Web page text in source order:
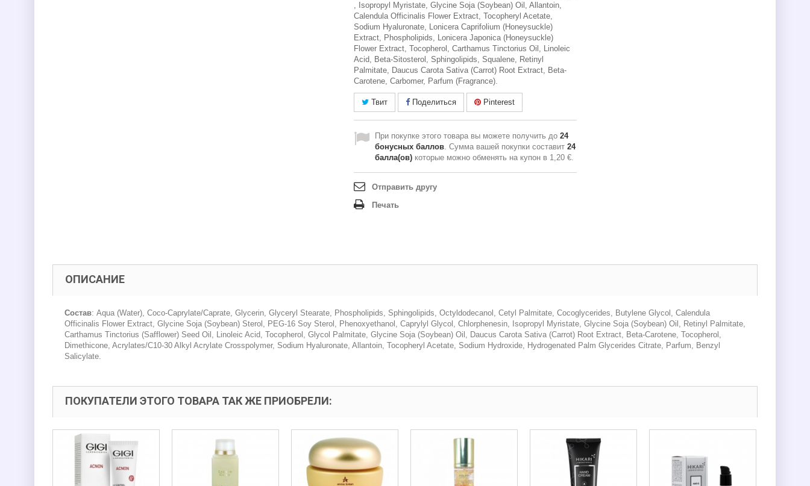
, Isopropyl Myristate, Glycine Soja (Soybean) Oil, Allantoin,
Calendula Officinalis Flower Extract, Tocopheryl Acetate,
Sodium Hyaluronate, Lonicera Caprifolium (Honeysuckle)
Extract, Phospholipids, Lonicera Japonica (Honeysuckle)
Flower Extract, Tocopherol, Carthamus Tinctorius Oil, Linoleic
Acid, Beta-Sitosterol, Sphingolipids, Squalene, Retinyl
Palmitate, Daucus Carota Sativa (Carrot) Root Extract, Beta-
Carotene, Carbomer, Parfum (Fragrance).
Твит Поделиться Pinterest
При покупке этого товара вы можете получить до 24
бонусных баллов. Сумма вашей покупки составит 24
балла(ов) которые можно обменять на купон в 1,20 €.
Отправить другу
Печать
ОПИСАНИЕ
Состав: Aqua (Water), Coco-Caprylate/Caprate, Glycerin, Glyceryl Stearate, Phospholipids, Sphingolipids, Octyldodecanol, Cetyl Palmitate, Cocoglycerides, Butylene Glycol, Calendula
Officinalis Flower Extract, Glycine Soja (Soybean) Sterol, PEG-16 Soy Sterol, Phenoxyethanol, Caprylyl Glycol, Chlorphenesin, Isopropyl Myristate, Glycine Soja (Soybean) Oil, Retinyl Palmitate,
Carthamus Tinctorius (Safflower) Seed Oil, Linoleic Acid, Tocopherol, Glycol Palmitate, Glycine Soja (Soybean) Oil, Daucus Carota Sativa (Carrot) Root Extract, Beta-Carotene, Tocopherol,
Dimethicone, Acrylates/C10-30 Alkyl Acrylate Crosspolymer, Sodium Hyaluronate, Allantoin, Tocopheryl Acetate, Sodium Hydroxide, Hydrogenated Palm Glycerides Citrate, Parfum, Benzyl
Salicylate.
ПОКУПАТЕЛИ ЭТОГО ТОВАРА ТАК ЖЕ ПРИОБРЕЛИ: